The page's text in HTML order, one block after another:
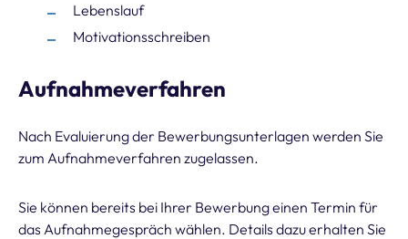
Lebenslauf
Motivationsschreiben
Aufnahmeverfahren
Nach Evaluierung der Bewerbungsunterlagen werden Sie
zum Aufnahmeverfahren zugelassen.
Sie können bereits bei Ihrer Bewerbung einen Termin für
das Aufnahmegespräch wählen. Details dazu erhalten Sie